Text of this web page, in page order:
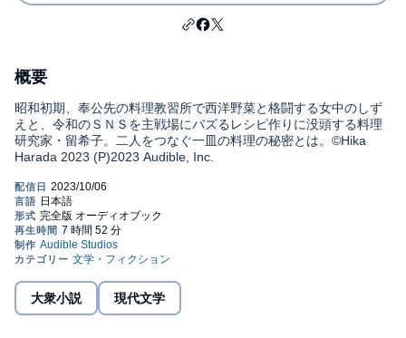
概要
昭和初期、奉公先の料理教習所で西洋野菜と格闘する女中のしず
えと、令和のＳＮＳを主戦場にバズるレシピ作りに没頭する料理
研究家・留希子。二人をつなぐ一皿の料理の秘密とは。©Hika
Harada 2023 (P)2023 Audible, Inc.
大衆小説 現代文学